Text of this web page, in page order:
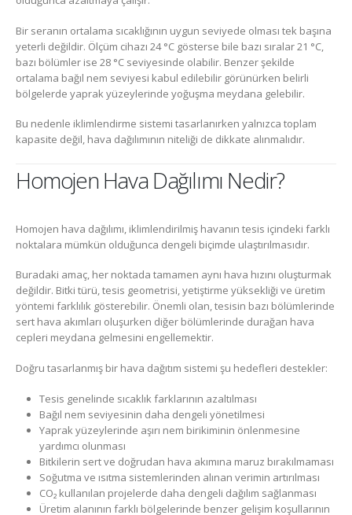
Bir seranın ortalama sıcaklığının uygun seviyede olması tek başına
yeterli değildir. Ölçüm cihazı 24 °C gösterse bile bazı sıralar 21 °C,
bazı bölümler ise 28 °C seviyesinde olabilir. Benzer şekilde
ortalama bağıl nem seviyesi kabul edilebilir görünürken belirli
bölgelerde yaprak yüzeylerinde yoğuşma meydana gelebilir.
Bu nedenle iklimlendirme sistemi tasarlanırken yalnızca toplam
kapasite değil, hava dağılımının niteliği de dikkate alınmalıdır.
Homojen Hava Dağılımı Nedir?
Homojen hava dağılımı, iklimlendirilmiş havanın tesis içindeki farklı
noktalara mümkün olduğunca dengeli biçimde ulaştırılmasıdır.
Buradaki amaç, her noktada tamamen aynı hava hızını oluşturmak
değildir. Bitki türü, tesis geometrisi, yetiştirme yüksekliği ve üretim
yöntemi farklılık gösterebilir. Önemli olan, tesisin bazı bölümlerinde
sert hava akımları oluşurken diğer bölümlerinde durağan hava
cepleri meydana gelmesini engellemektir.
Doğru tasarlanmış bir hava dağıtım sistemi şu hedefleri destekler:
Tesis genelinde sıcaklık farklarının azaltılması
Bağıl nem seviyesinin daha dengeli yönetilmesi
Yaprak yüzeylerinde aşırı nem birikiminin önlenmesine
yardımcı olunması
Bitkilerin sert ve doğrudan hava akımına maruz bırakılmaması
Soğutma ve ısıtma sistemlerinden alınan verimin artırılması
CO₂ kullanılan projelerde daha dengeli dağılım sağlanması
Üretim alanının farklı bölgelerinde benzer gelişim koşullarının